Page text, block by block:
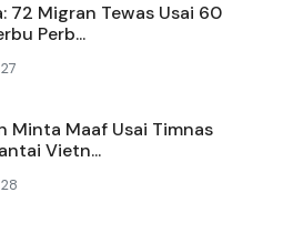
72 Migran Tewas Usai 60
Perb...
27
Minta Maaf Usai Timnas
Vietn...
28